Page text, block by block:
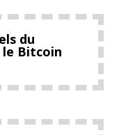
du
Bitcoin